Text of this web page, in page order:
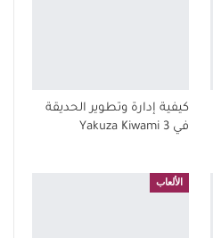
كيفية إدارة وتطوير الحديقة
في Yakuza Kiwami 3
الألعاب